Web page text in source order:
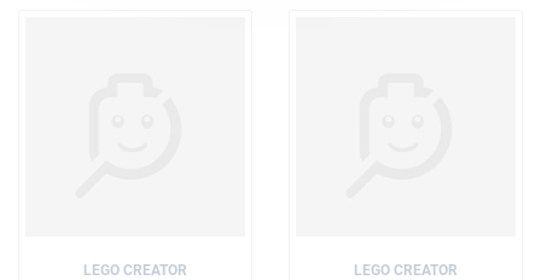
LEGO CREATOR LEGO CREATOR